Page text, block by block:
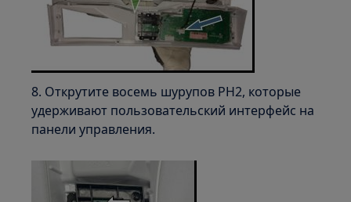
8. Открутите восемь шурупов PH2, которые
удерживают пользовательский интерфейс на
панели управления.